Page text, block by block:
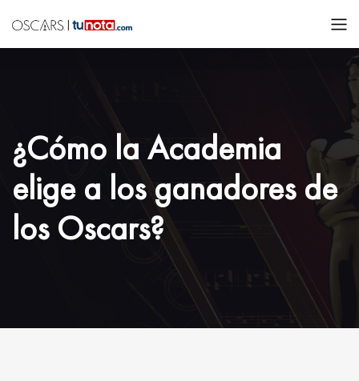
¿Cómo la Academia
elige a los ganadores de
los Oscars?